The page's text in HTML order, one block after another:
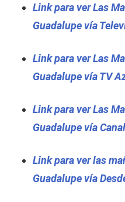
Link para ver Las
Guadalupe vía
Link para ver Las
Guadalupe vía TV
Link para ver Las
Guadalupe vía
Link para ver las
Guadalupe vía